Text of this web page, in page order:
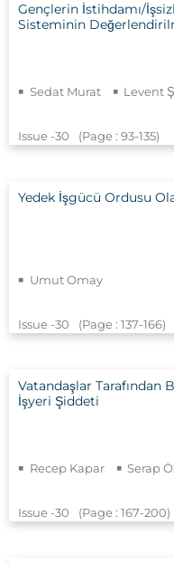
Gençlerin İstihdamı/
Sisteminin
Sedat Murat Levent
Issue -30 (Page : 93-135)
Yedek İşgücü Ordusu
Umut Omay
Issue -30 (Page : 137-166)
Vatandaşlar Tarafından
İşyeri Şiddeti
Recep Kapar Serap
Issue -30 (Page : 167-200)